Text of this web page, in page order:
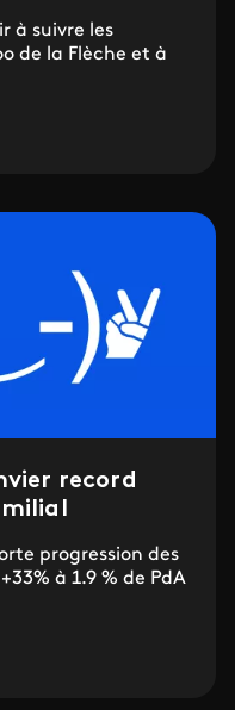
à suivre les
de la Flèche et à
record
progression des
à 1.9 % de PdA